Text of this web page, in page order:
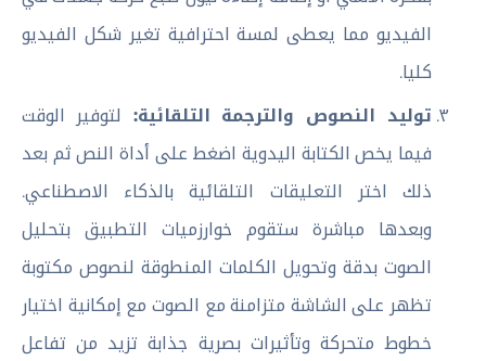
الفيديو مما يعطى لمسة احترافية تغير شكل الفيديو
كليا.
توليد النصوص والترجمة التلقائية: لتوفير الوقت
فيما يخص الكتابة اليدوية اضغط على أداة النص ثم بعد
ذلك اختر التعليقات التلقائية بالذكاء الاصطناعي.
وبعدها مباشرة ستقوم خوارزميات التطبيق بتحليل
الصوت بدقة وتحويل الكلمات المنطوقة لنصوص مكتوبة
تظهر على الشاشة متزامنة مع الصوت مع إمكانية اختيار
خطوط متحركة وتأثيرات بصرية جذابة تزيد من تفاعل